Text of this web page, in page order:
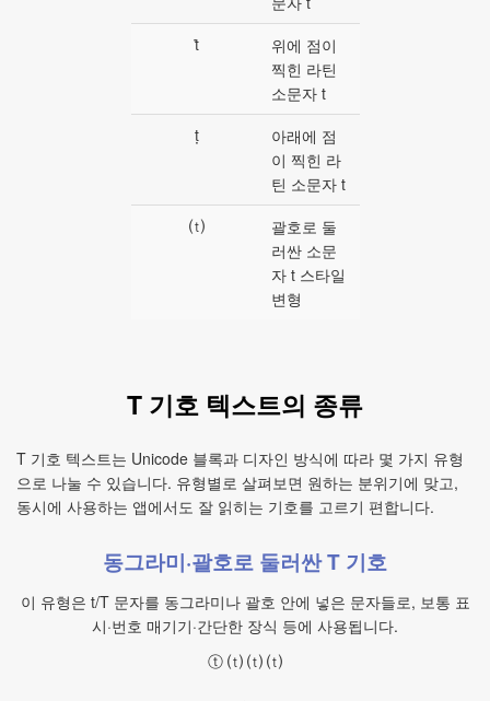
ṫ
위에 점이
찍힌 라틴
소문자 t
ṭ
아래에 점
이 찍힌 라
틴 소문자 t
⒯
괄호로 둘
러싼 소문
자 t 스타일
변형
T 기호 텍스트의 종류
T 기호 텍스트는 Unicode 블록과 디자인 방식에 따라 몇 가지 유형
으로 나눌 수 있습니다. 유형별로 살펴보면 원하는 분위기에 맞고,
동시에 사용하는 앱에서도 잘 읽히는 기호를 고르기 편합니다.
동그라미·괄호로 둘러싼 T 기호
이 유형은 t/T 문자를 동그라미나 괄호 안에 넣은 문자들로, 보통 표
시·번호 매기기·간단한 장식 등에 사용됩니다.
ⓣ ⒯ ⒯ ⒯